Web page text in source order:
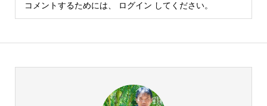
コメントするためには、 ログイン してください。